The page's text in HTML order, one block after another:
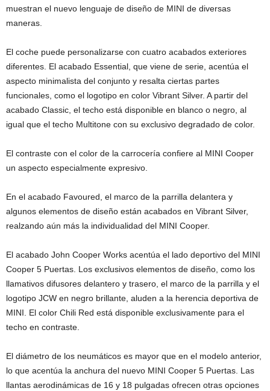
muestran el nuevo lenguaje de diseño de MINI de diversas
maneras.
El coche puede personalizarse con cuatro acabados exteriores
diferentes. El acabado Essential, que viene de serie, acentúa el
aspecto minimalista del conjunto y resalta ciertas partes
funcionales, como el logotipo en color Vibrant Silver. A partir del
acabado Classic, el techo está disponible en blanco o negro, al
igual que el techo Multitone con su exclusivo degradado de color.
El contraste con el color de la carrocería confiere al MINI Cooper
un aspecto especialmente expresivo.
En el acabado Favoured, el marco de la parrilla delantera y
algunos elementos de diseño están acabados en Vibrant Silver,
realzando aún más la individualidad del MINI Cooper.
El acabado John Cooper Works acentúa el lado deportivo del MINI
Cooper 5 Puertas. Los exclusivos elementos de diseño, como los
llamativos difusores delantero y trasero, el marco de la parrilla y el
logotipo JCW en negro brillante, aluden a la herencia deportiva de
MINI. El color Chili Red está disponible exclusivamente para el
techo en contraste.
El diámetro de los neumáticos es mayor que en el modelo anterior,
lo que acentúa la anchura del nuevo MINI Cooper 5 Puertas. Las
llantas aerodinámicas de 16 y 18 pulgadas ofrecen otras opciones